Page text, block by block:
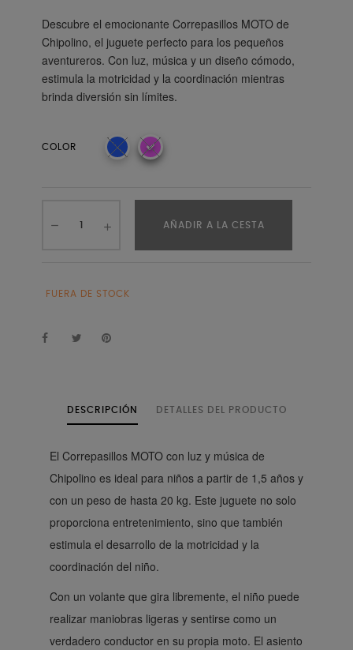
Descubre el emocionante Correpasillos MOTO de
Chipolino, el juguete perfecto para los pequeños
aventureros. Con luz, música y un diseño cómodo,
estimula la motricidad y la coordinación mientras
brinda diversión sin límites.
COLOR
AÑADIR A LA CESTA
FUERA DE STOCK
DESCRIPCIÓN DETALLES DEL PRODUCTO
El Correpasillos MOTO con luz y música de
Chipolino es ideal para niños a partir de 1,5 años y
con un peso de hasta 20 kg. Este juguete no solo
proporciona entretenimiento, sino que también
estimula el desarrollo de la motricidad y la
coordinación del niño.
Con un volante que gira libremente, el niño puede
realizar maniobras ligeras y sentirse como un
verdadero conductor en su propia moto. El asiento